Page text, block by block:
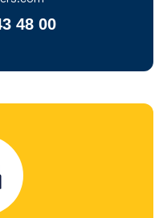
48 00